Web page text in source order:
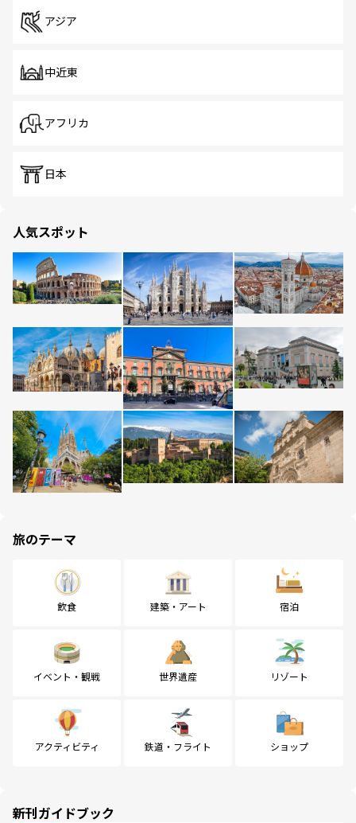
アジア
中近東
アフリカ
日本
人気スポット
旅のテーマ
飲食 建築・アート 宿泊
イベント・観戦 世界遺産 リゾート
アクティビティ 鉄道・フライト ショップ
新刊ガイドブック